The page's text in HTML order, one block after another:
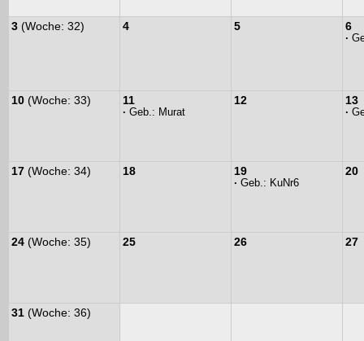
3 (Woche: 32) 4 5 6
·
10 (Woche: 33) 11
· Geb.: Murat
12 13
·
17 (Woche: 34) 18 19
· Geb.: KuNr6
20
24 (Woche: 35) 25 26 27
31 (Woche: 36)